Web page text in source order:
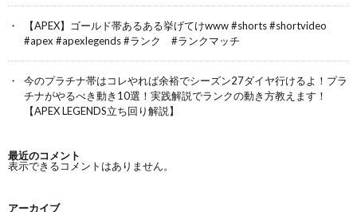
【APEX】ゴールド帯あるある挙げてけwww #shorts #shortvideo
#apex #apexlegends #ランク #ランクマッチ
今のプラチナ帯はコレやれば余裕でシーズン27ダイヤ行けるよ！プラ
チナがやるべき動き10選！実践解説でランクの動き方教えます！
【APEX LEGENDS立ち回り解説】
最近のコメント
表示できるコメントはありません。
アーカイブ